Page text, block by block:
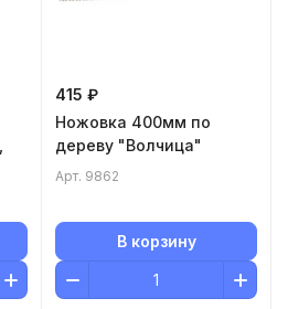
415 ₽
Ножовка 400мм по
дереву "Волчица"
Арт. 9862
В корзину